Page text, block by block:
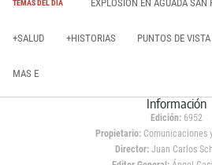
TEMAS DEL DÍA EXPLOSIÓN EN AGUADA SAN
+SALUD +HISTORIAS PUNTOS DE VISTA
MAS E
Información
Edición: 6952
Propietario:Comunicaciones
Director: Juan Carlos